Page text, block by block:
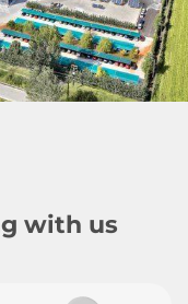
with us